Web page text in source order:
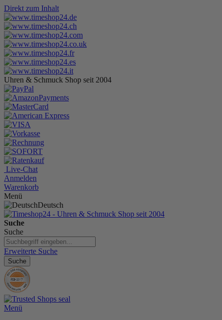
Direkt zum Inhalt
Uhren & Schmuck Shop seit 2004
Live-Chat
Anmelden
Warenkorb
Menü
Deutsch
Suche
Suche
Erweiterte Suche
Suche
Menü